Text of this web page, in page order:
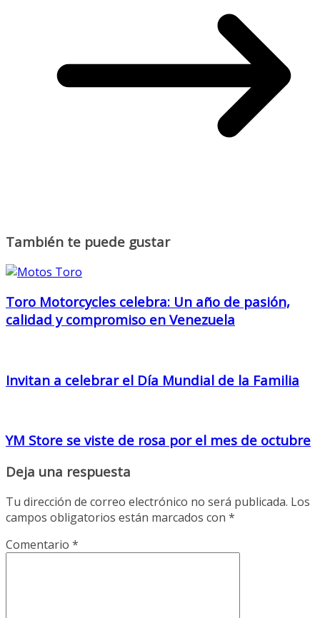
También te puede gustar
Toro Motorcycles celebra: Un año de pasión,
calidad y compromiso en Venezuela
Invitan a celebrar el Día Mundial de la Familia
YM Store se viste de rosa por el mes de octubre
Deja una respuesta
Tu dirección de correo electrónico no será publicada. Los
campos obligatorios están marcados con *
Comentario *